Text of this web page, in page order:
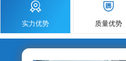

实力优势

质量优势